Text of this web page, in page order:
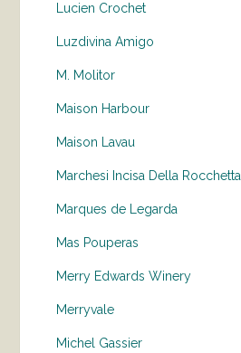
Lucien Crochet
Luzdivina Amigo
M. Molitor
Maison Harbour
Maison Lavau
Marchesi Incisa Della Rocchetta
Marques de Legarda
Mas Pouperas
Merry Edwards Winery
Merryvale
Michel Gassier